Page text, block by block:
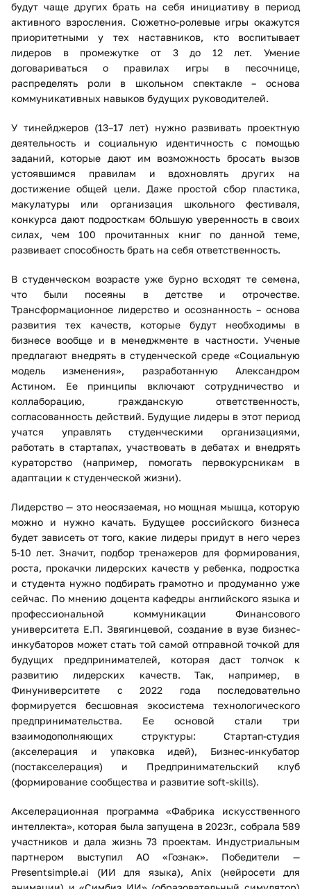
будут чаще других брать на себя инициативу в период
активного взросления. Сюжетно-ролевые игры окажутся
приоритетными у тех наставников, кто воспитывает
лидеров в промежутке от 3 до 12 лет. Умение
договариваться о правилах игры в песочнице,
распределять роли в школьном спектакле – основа
коммуникативных навыков будущих руководителей.
У тинейджеров (13–17 лет) нужно развивать проектную
деятельность и социальную идентичность с помощью
заданий, которые дают им возможность бросать вызов
устоявшимся правилам и вдохновлять других на
достижение общей цели. Даже простой сбор пластика,
макулатуры или организация школьного фестиваля,
конкурса дают подросткам бОльшую уверенность в своих
силах, чем 100 прочитанных книг по данной теме,
развивает способность брать на себя ответственность.
В студенческом возрасте уже бурно всходят те семена,
что были посеяны в детстве и отрочестве.
Трансформационное лидерство и осознанность – основа
развития тех качеств, которые будут необходимы в
бизнесе вообще и в менеджменте в частности. Ученые
предлагают внедрять в студенческой среде «Социальную
модель изменения», разработанную Александром
Астином. Ее принципы включают сотрудничество и
коллаборацию, гражданскую ответственность,
согласованность действий. Будущие лидеры в этот период
учатся управлять студенческими организациями,
работать в стартапах, участвовать в дебатах и внедрять
кураторство (например, помогать первокурсникам в
адаптации к студенческой жизни).
Лидерство — это неосязаемая, но мощная мышца, которую
можно и нужно качать. Будущее российского бизнеса
будет зависеть от того, какие лидеры придут в него через
5-10 лет. Значит, подбор тренажеров для формирования,
роста, прокачки лидерских качеств у ребенка, подростка
и студента нужно подбирать грамотно и продуманно уже
сейчас. По мнению доцента кафедры английского языка и
профессиональной коммуникации Финансового
университета Е.П. Звягинцевой, создание в вузе бизнес-
инкубаторов может стать той самой отправной точкой для
будущих предпринимателей, которая даст толчок к
развитию лидерских качеств. Так, например, в
Финуниверситете с 2022 года последовательно
формируется бесшовная экосистема технологического
предпринимательства. Ее основой стали три
взаимодополняющих структуры: Стартап-студия
(акселерация и упаковка идей), Бизнес-инкубатор
(постакселерация) и Предпринимательский клуб
(формирование сообщества и развитие soft-skills).
Акселерационная программа «Фабрика искусственного
интеллекта», которая была запущена в 2023г., собрала 589
участников и дала жизнь 73 проектам. Индустриальным
партнером выступил АО «Гознак». Победители —
Presentsimple.ai (ИИ для языка), Anix (нейросети для